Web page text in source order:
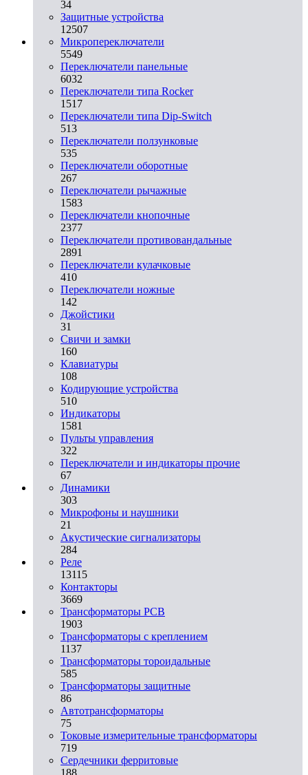
34
Защитные устройства
12507
Микропереключатели
5549
Переключатели панельные
6032
Переключатели типа Rocker
1517
Переключатели типа Dip-Switch
513
Переключатели ползунковые
535
Переключатели оборотные
267
Переключатели рычажные
1583
Переключатели кнопочные
2377
Переключатели противовандальные
2891
Переключатели кулачковые
410
Переключатели ножные
142
Джойстики
31
Свичи и замки
160
Клавиатуры
108
Кодирующие устройства
510
Индикаторы
1581
Пульты управления
322
Переключатели и индикаторы прочие
67
Динамики
303
Микрофоны и наушники
21
Акустические сигнализаторы
284
Реле
13115
Контакторы
3669
Трансформаторы PCB
1903
Трансформаторы с креплением
1137
Трансформаторы тороидальные
585
Трансформаторы защитные
86
Автотрансформаторы
75
Токовые измерительные трансформаторы
719
Сердечники ферритовые